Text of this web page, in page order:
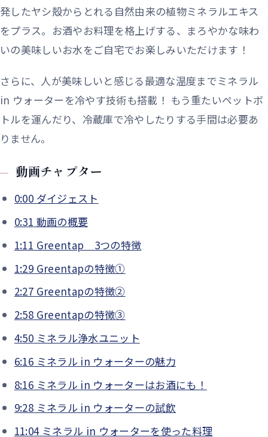
発したヤシ殻からとれる自然由来の植物ミネラルエキス
をプラス。お酒やお料理を格上げする、まろやかな味わ
いの美味しいお水をご自宅でお楽しみいただけます！
さらに、人が美味しいと感じる最適な温度までミネラル
in ウォーターを冷やす技術も搭載！ もう重たいペットボ
トルを運んだり、冷蔵庫で冷やしたりする手間は必要あ
りません。
動画チャプター
0:00 ダイジェスト
0:31 動画の概要
1:11 Greentap 3つの特徴
1:29 Greentapの特徴①
2:27 Greentapの特徴②
2:58 Greentapの特徴③
4:50 ミネラル浄水ユニット
6:16 ミネラル in ウォーターの魅力
8:16 ミネラル in ウォーターはお酒にも！
9:28 ミネラル in ウォーターの試飲
11:04ミネラル in ウォーターを使った料理